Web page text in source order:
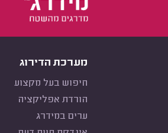
מערכת הדירוג
חיפוש בעל מקצוע
הורדת אפליקציה
ערים במידרג